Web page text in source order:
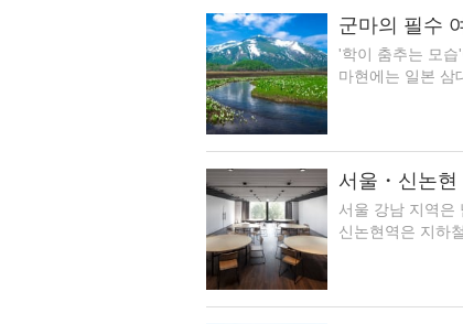
군마의 필수
'학이 춤추는 모
마현에는 일본 삼
서울・신논
서울 강남 지역은
신논현역은 지하